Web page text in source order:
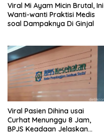
Viral Mi Ayam Micin Brutal, Ini
Wanti-wanti Praktisi Medis
soal Dampaknya Di Ginjal
Viral Pasien Dihina usai
Curhat Menunggu 8 Jam,
BPJS Keadaan Jelaskan